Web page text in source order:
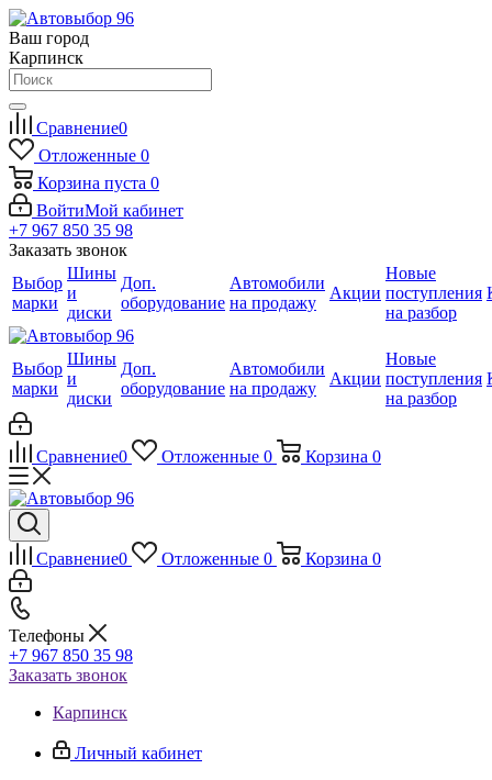
Ваш город
Карпинск
Сравнение0
Отложенные 0
Корзина пуста 0
ВойтиМой кабинет
+7 967 850 35 98
Заказать звонок
Выбор
марки
Шины
и
диски
Доп.
оборудование
Автомобили
на продажу
Акции
Новые
поступления
на разбор
Выбор
марки
Шины
и
диски
Доп.
оборудование
Автомобили
на продажу
Акции
Новые
поступления
на разбор
Сравнение0 Отложенные 0 Корзина 0
Сравнение0 Отложенные 0 Корзина 0
Телефоны
+7 967 850 35 98
Заказать звонок
Карпинск
Личный кабинет